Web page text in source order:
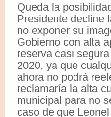
Queda la
Presidente decline
no exponer su
Gobierno con alta
reserva casi
2020, ya que
ahora no podrá
reclamaría la alta
municipal para no
caso de que